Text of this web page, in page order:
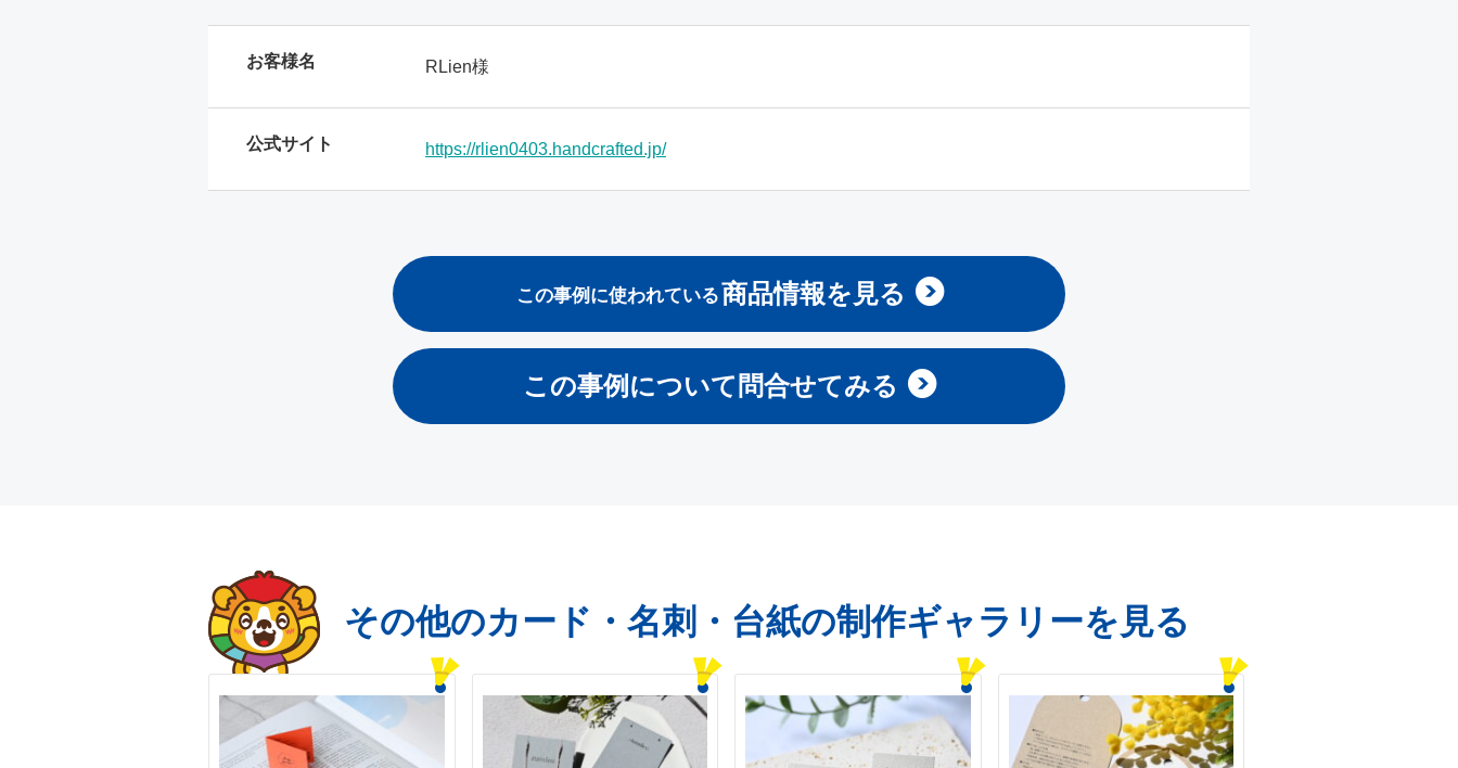
お客様名 RLien様
公式サイト https://rlien0403.handcrafted.jp/
この事例に使われている商品情報を見る
この事例について問合せてみる
その他のカード・名刺・台紙の制作ギャラリーを見る